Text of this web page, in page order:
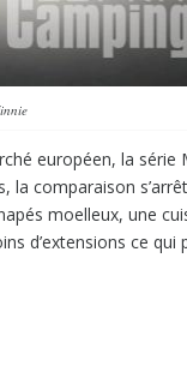
européen, la
comparaison
moelleux, une
d’extensions ce